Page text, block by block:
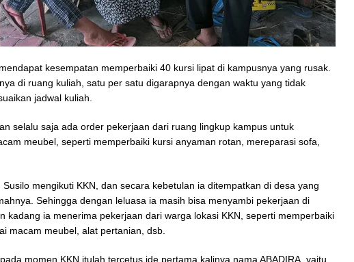
kesempatan memperbaiki 40 kursi lipat di kampusnya yang rusak.
di ruang kuliah, satu per satu digarapnya dengan waktu yang tidak
jadwal kuliah.
selalu saja ada order pekerjaan dari ruang lingkup kampus untuk
meubel, seperti memperbaiki kursi anyaman rotan, mereparasi sofa,
mengikuti KKN, dan secara kebetulan ia ditempatkan di desa yang
Sehingga dengan leluasa ia masih bisa menyambi pekerjaan di
kadang ia menerima pekerjaan dari warga lokasi KKN, seperti memperbaiki
macam meubel, alat pertanian, dsb.
momen KKN itulah tercetus ide pertama kalinya nama ABADIRA, yaitu